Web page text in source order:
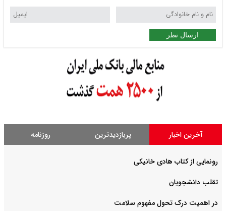
ارسال نظر
آخرین اخبار پربازدیدترین روزنامه
رونمایی از کتاب هادی خانیکی
‌تقلب دانشجویان
در اهمیت درک تحول مفهوم سلامت